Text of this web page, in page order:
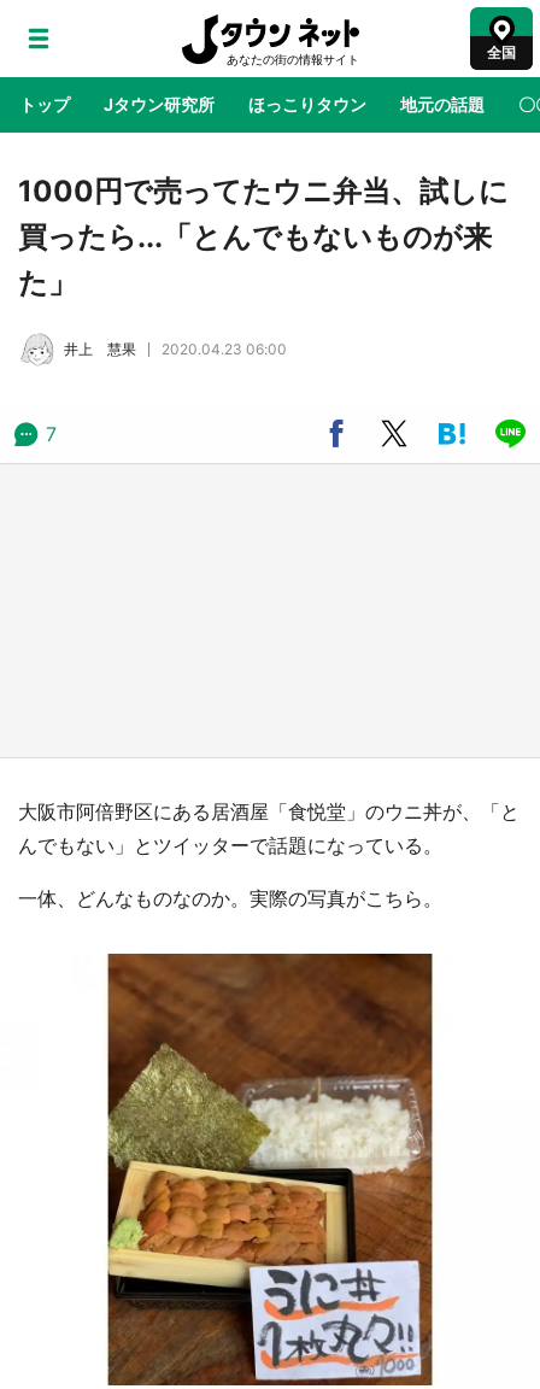
全国
トップ Jタウン研究所 ほっこりタウン 地元の話題 〇
地域×二次元 絶景 あの時はありがとう 物語がはじ
の「猫猫像」も【8／1～10／26】
1000円で売ってたウニ弁当、試しに
買ったら...「とんでもないものが来
た」
井上 慧果 2020.04.23 06:00
7
大阪市阿倍野区にある居酒屋「食悦堂」のウニ丼が、「と
んでもない」とツイッターで話題になっている。
一体、どんなものなのか。実際の写真がこちら。